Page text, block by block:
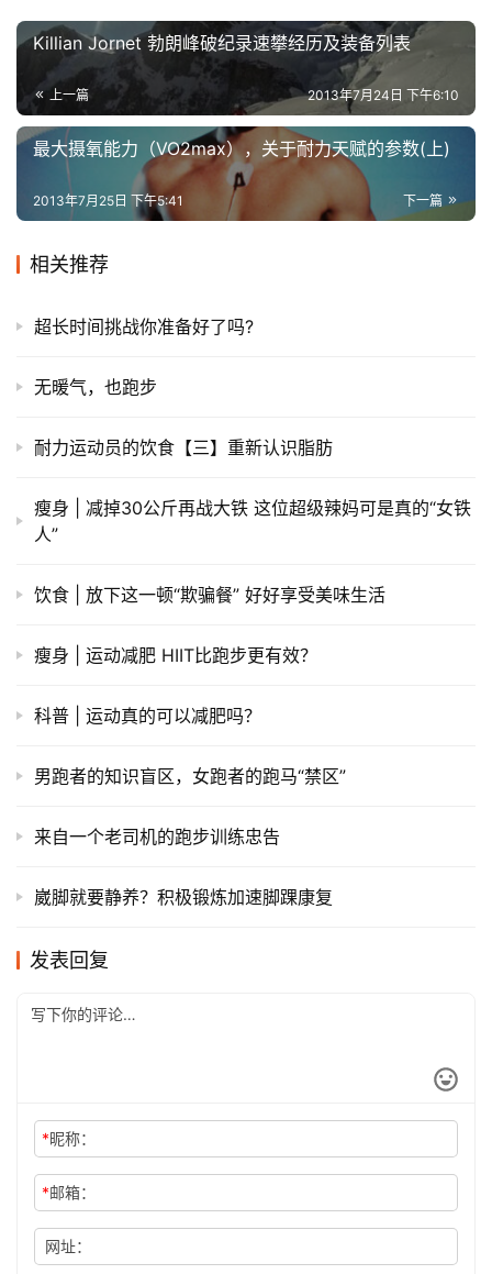
Killian Jornet 勃朗峰破纪录速攀经历及装备列表
上一篇 2013年7月24日 下午6:10
最大摄氧能力（VO2max），关于耐力天赋的参数(上)
下一篇
2013年7月25日 下午5:41
相关推荐
超长时间挑战你准备好了吗?
无暖气，也跑步
耐力运动员的饮食【三】重新认识脂肪
瘦身 | 减掉30公斤再战大铁 这位超级辣妈可是真的“女铁
人”
饮食 | 放下这一顿“欺骗餐” 好好享受美味生活
瘦身 | 运动减肥 HIIT比跑步更有效？
科普 | 运动真的可以减肥吗？
男跑者的知识盲区，女跑者的跑马“禁区”
来自一个老司机的跑步训练忠告
崴脚就要静养？积极锻炼加速脚踝康复
发表回复
*昵称：
*邮箱：
网址：